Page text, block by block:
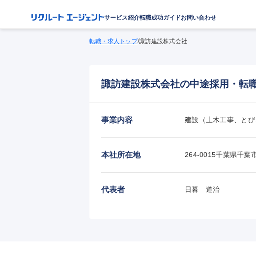
サービス紹介転職成功ガイドお問い合わせ
転職・求人トップ/諏訪建設株式会社
諏訪建設株式会社の中途採用・転
事業内容 建設（土木工事、と
本社所在地 264-0015千葉県千葉
代表者 日暮　道治